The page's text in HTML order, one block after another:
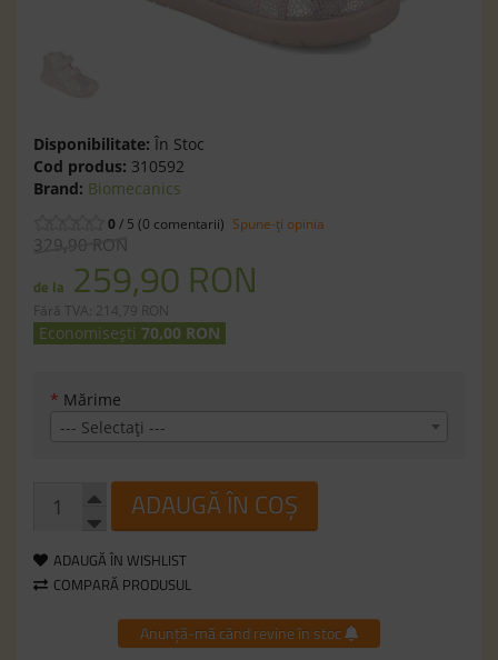
Disponibilitate: În Stoc
Cod produs: 310592
Brand: Biomecanics
0/ 5 (0 comentarii) Spune-ţi opinia
329,90 RON
de la 259,90 RON
Fără TVA: 214,79 RON
Economisești 70,00 RON
* Mărime
--- Selectaţi ---
ADAUGĂ ÎN COȘ
ADAUGĂ ÎN WISHLIST
COMPARĂ PRODUSUL
Anunță-mă când revine în stoc